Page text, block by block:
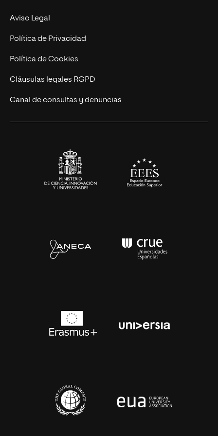
MBA
Marketing y Comunicación
Ingeniería
Diseño
Ciencias de la Salud
Contacto
Aviso Legal
Política de Privacidad
Política de Cookies
Cláusulas legales RGPD
Canal de consultas y denuncias